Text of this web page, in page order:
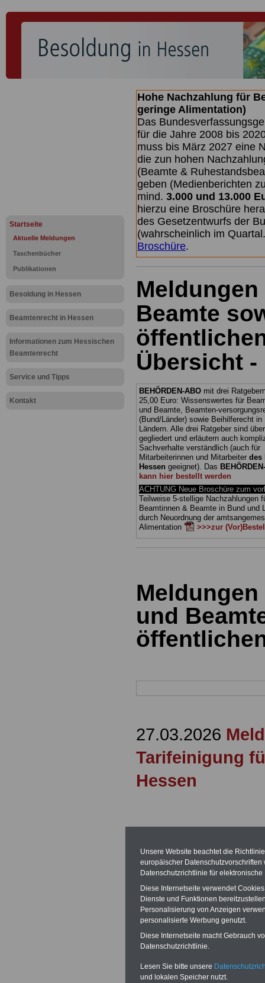
Startseite
Aktuelle Meldungen
Taschenbücher
Publikationen
Besoldung in Hessen
Beamtenrecht in Hessen
Informationen zum Hessischen
Beamtenrecht
Service und Tipps
Kontakt
Hohe Nachzahlung für
geringe Alimentation)
Das
für die Jahre 2008 bis
muss bis März 2027 eine
die zun hohen
(Beamte &
geben (Medienberichten
mind. 3.000 und 13.000
hierzu eine Broschüre
des Gesetzentwurfs der
(wahrscheinlich im
Broschüre.
Beamte
Übersicht -
BEHÖRDEN-ABO mit drei
25,00 Euro: Wissenswertes für
und Beamte, Beamten-
(Bund/Länder) sowie Beihilferecht in
Ländern. Alle drei Ratgeber sind
gegliedert und erläutern auch
Sachverhalte verständlich (auch für
Mitarbeiterinnen und Mitarbeiter des
Hessen geeignet). Das
kann hier bestellt werden
ACHTUNG Neue Broschüre zum
Teilweise 5-stellige Nachzahlungen
Beamtinnen & Beamte in Bund und
durch Neuordnung der
Alimentation
>>>zur
und
27.03.2026
Tarifeinigung
Hessen
Tarifrunde
Landes Hessen
01.12.2025
Schmitt ist
Unsere Website beachtet die
europäischer
Datenschutzrichtlinie für
Diese Internetseite verwendet
Dienste und Funktionen
Personalisierung von Anzeigen
personalisierte Werbung genutzt.
Diese Internetseite macht Gebrauch
Datenschutzrichtlinie.
Lesen Sie bitte unsere
und lokalen Speicher nutzt.